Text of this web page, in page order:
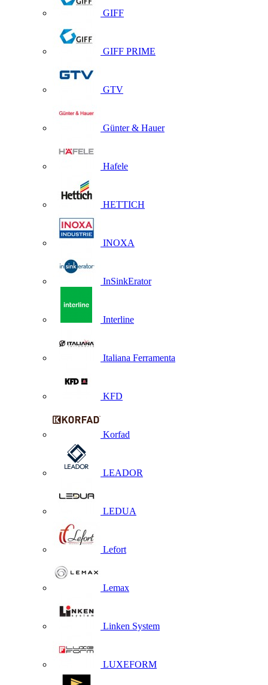
GIFF
GIFF PRIME
GTV
Günter & Hauer
Hafele
HETTICH
INOXA
InSinkErator
Interline
Italiana Ferramenta
KFD
Korfad
LEADOR
LEDUA
Lefort
Lemax
Linken System
LUXEFORM